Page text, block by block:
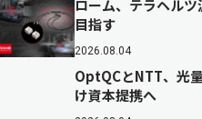
ローム、テラヘル
目指す
2026.08.04
OptQCとNTT、光
け資本提携へ